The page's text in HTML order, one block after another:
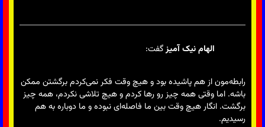
الهام نیک آمیزگفت:
رابطه‌مون از هم پاشیده بود و هیچ وقت فکر نمی‌کردم برگشتن ممکن
باشه. اما وقتی همه چیز رو رها کردم و هیچ تلاشی نکردم، همه چیز
برگشت. انگار هیچ وقت بین ما فاصله‌ای نبوده و ما دوباره به هم
رسیدیم.